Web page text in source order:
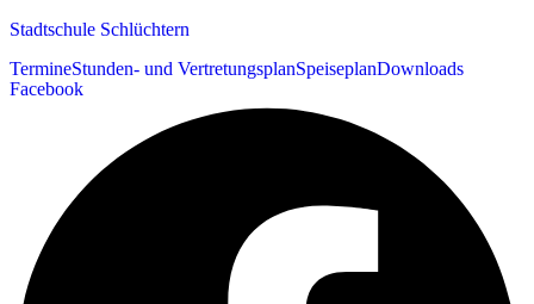
Stadtschule Schlüchtern
TermineStunden- und VertretungsplanSpeiseplanDownloads
Facebook